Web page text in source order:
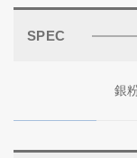
SPEC
銀